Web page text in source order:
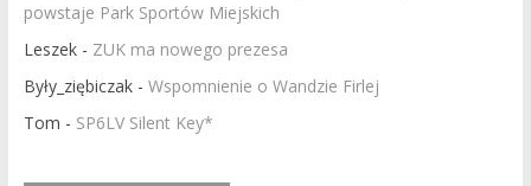
powstaje Park Sportów Miejskich
Leszek- ZUK ma nowego prezesa
Były_ziębiczak- Wspomnienie o Wandzie Firlej
Tom - SP6LV Silent Key*